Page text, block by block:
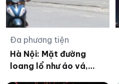
Đa phương tiện
Hà Nội: Mặt đường
loang lổ như áo vá,